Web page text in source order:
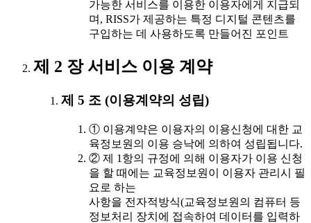
가능한 서비스를 이용한 이용자에게 지급되
며, RISS가 제공하는 특정 디지털 콘텐츠를
구입하는 데 사용하도록 만들어진 포인트
제 2 장 서비스 이용 계약
제 5 조 (이용계약의 성립)
① 이용계약은 이용자의 이용신청에 대한 교
육정보원의 이용 승낙에 의하여 성립됩니다.
② 제 1항의 규정에 의해 이용자가 이용 신청
을 할 때에는 교육정보원이 이용자 관리시 필
요로 하는
사항을 전자적방식(교육정보원의 컴퓨터 등
정보처리 장치에 접속하여 데이터를 입력하